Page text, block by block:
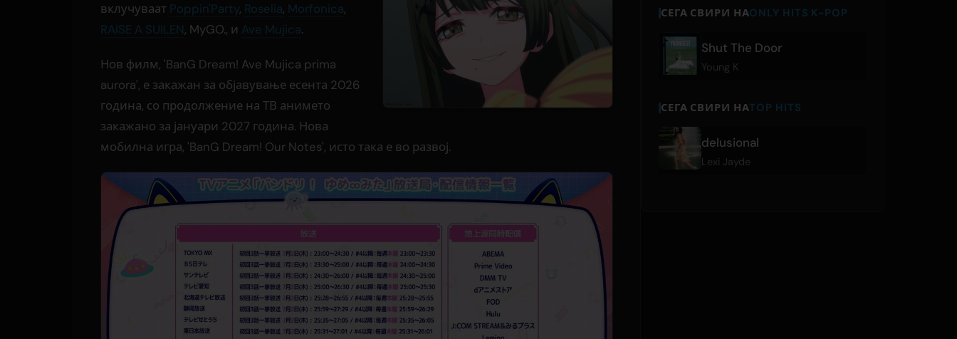
вклучуваат Poppin'Party, Roselia, Morfonica,
RAISE A SUILEN, MyGO., и Ave Mujica.
Нов филм, 'BanG Dream! Ave Mujica prima
aurora', е закажан за објавување есента 2026
година, со продолжение на ТВ анимето
закажано за јануари 2027 година. Нова
мобилна игра, 'BanG Dream! Our Notes', исто така е во развој.
СЕГА СВИРИ НАONLY HITS K-POP
Shut The Door
Young K
СЕГА СВИРИ НАTOP HITS
delusional
Lexi Jayde